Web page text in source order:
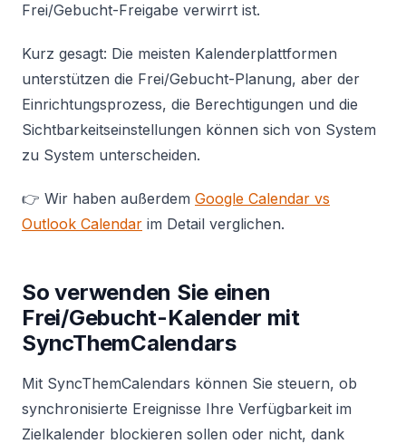
Frei/Gebucht-Freigabe verwirrt ist.
Kurz gesagt: Die meisten Kalenderplattformen
unterstützen die Frei/Gebucht-Planung, aber der
Einrichtungsprozess, die Berechtigungen und die
Sichtbarkeitseinstellungen können sich von System
zu System unterscheiden.
👉 Wir haben außerdem Google Calendar vs
Outlook Calendar im Detail verglichen.
So verwenden Sie einen
Frei/Gebucht-Kalender mit
SyncThemCalendars
Mit SyncThemCalendars können Sie steuern, ob
synchronisierte Ereignisse Ihre Verfügbarkeit im
Zielkalender blockieren sollen oder nicht, dank